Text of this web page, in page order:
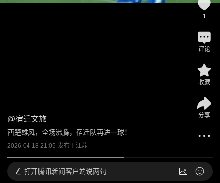
@宿迁文旅
西楚雄风，全场沸腾，宿迁队再进一球！
2026-04-18 21:05 发布于江苏
1
评论
收藏
分享
打开腾讯新闻客户端说两句